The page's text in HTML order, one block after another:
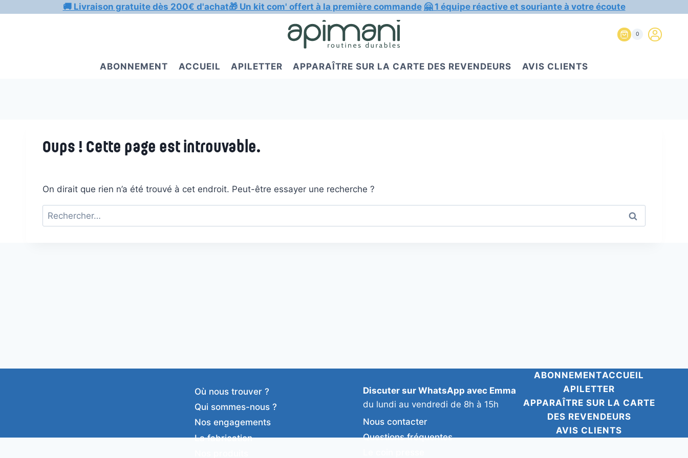
🚚 Livraison gratuite dès 200€ d'achat🎁 Un kit com' offert à la première commande 🤗 1 équipe réactive et souriante à votre écoute
0
ABONNEMENT ACCUEIL APILETTER APPARAÎTRE SUR LA CARTE DES REVENDEURS AVIS CLIENTS
Oups ! Cette page est introuvable.
On dirait que rien n’a été trouvé à cet endroit. Peut-être essayer une recherche ?
Rechercher :
Où nous trouver ?
Qui sommes-nous ?
Nos engagements
La fabrication
Discuter sur WhatsApp avec Emma
du lundi au vendredi de 8h à 15h
Nous contacter
Questions fréquentes
ABONNEMENTACCUEIL
APILETTER
APPARAÎTRE SUR LA CARTE
DES REVENDEURS
AVIS CLIENTS